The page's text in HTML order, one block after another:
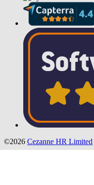
©2026 Cezanne HR Limited